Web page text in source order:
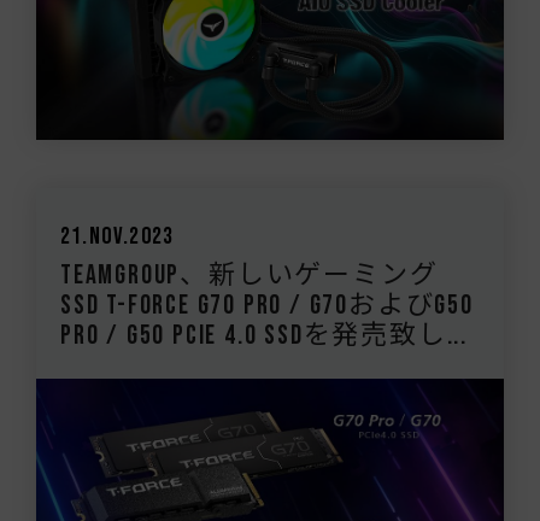
21.Nov.2023
TEAMGROUP、新しいゲーミング
SSD T-FORCE G70 PRO / G70およびG50
PRO / G50 PCIe 4.0 SSDを発売致し...